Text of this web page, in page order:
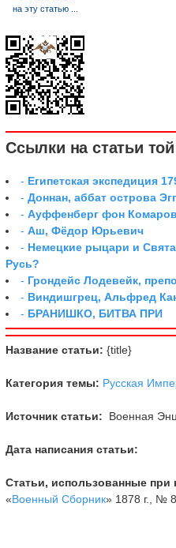
Ссылки на статьи
- Египетская экспедиция
-Доннан, аббат острова Эгг
-Ауффенберг фон
-Аш, Фёдор Юрьевич
- Немецкие рыцари и
Русь?
- Грондейс Лодевейк,
- Виндишгрец, Альфред
- БРАНИШКО, БИТВА ПРИ
Название статьи: {title}
Категория темы: Русская
Источник статьи: Военная
Дата написания статьи:
Статьи, использованные при
«Военный Сборник» 1878 г., № 8.